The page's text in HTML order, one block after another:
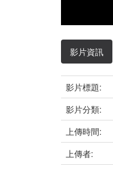
影片資訊
影片標題:
影片分類:
上傳時間:
上傳者: